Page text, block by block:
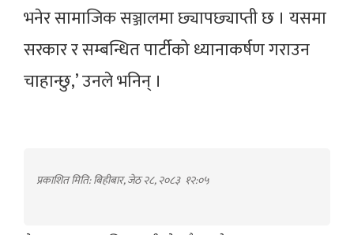
भनेर सामाजिक सञ्जालमा छ्यापछ्याप्ती छ । यसमा
सरकार र सम्बन्धित पार्टीको ध्यानाकर्षण गराउन
चाहान्छु,’ उनले भनिन् ।
प्रकाशित मिति: बिहीबार, जेठ २८, २०८३ १२:०५